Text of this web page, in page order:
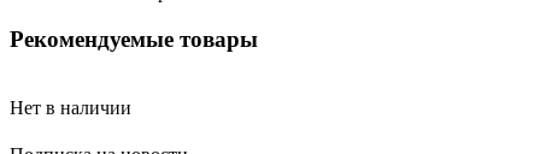
Рекомендуемые товары
Нет в наличии